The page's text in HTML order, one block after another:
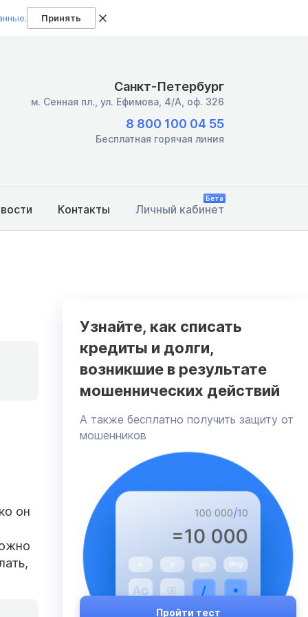
. Принять
Санкт-Петербург
м. Сенная пл., ул. Ефимова, 4/А, оф. 326
8 800 100 04 55
Бесплатная горячая линия
Контакты Личный кабинет
Бета
он
Узнайте, как списать
кредиты и долги,
возникшие в результате
мошеннических действий
А также бесплатно получить защиту от
мошенников
Пройти тест